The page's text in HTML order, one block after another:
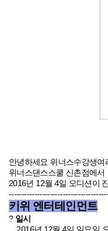
안녕하세요 위너스수강생여
위너스댄스스쿨 신촌점에서
2016년 12월 4일 오디션이
키위 엔터테인먼트
? 일시